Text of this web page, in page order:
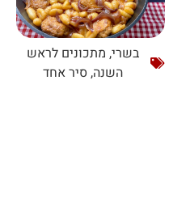
בשרי, מתכונים לראש
השנה, סיר אחד